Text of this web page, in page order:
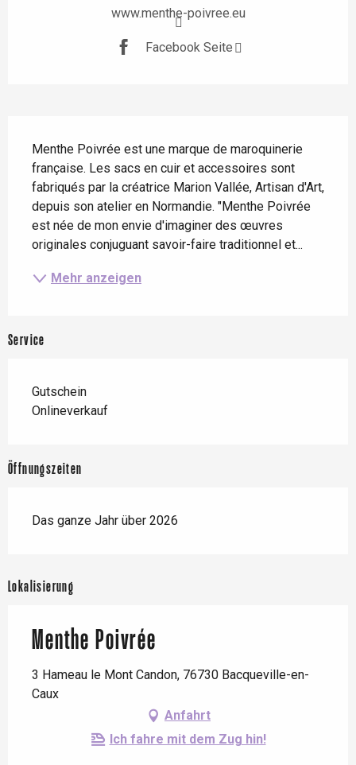
www.menthe-poivree.eu
Facebook Seite
Menthe Poivrée est une marque de maroquinerie
française. Les sacs en cuir et accessoires sont
fabriqués par la créatrice Marion Vallée, Artisan d'Art,
depuis son atelier en Normandie. "Menthe Poivrée
est née de mon envie d'imaginer des œuvres
originales conjuguant savoir-faire traditionnel et...
Mehr anzeigen
Service
Gutschein
Onlineverkauf
Öffnungszeiten
Das ganze Jahr über 2026
Lokalisierung
Menthe Poivrée
3 Hameau le Mont Candon, 76730 Bacqueville-en-
Caux
Anfahrt
Ich fahre mit dem Zug hin!